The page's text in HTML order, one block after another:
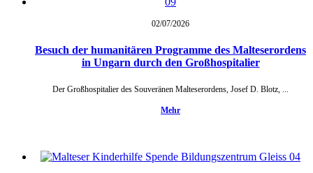
02/07/2026
Besuch der humanitären Programme des Malteserordens
in Ungarn durch den Großhospitalier
Der Großhospitalier des Souveränen Malteserordens, Josef D. Blotz, ...
Mehr